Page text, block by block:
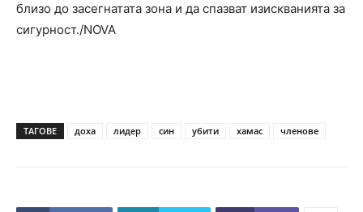
близо до засегнатата зона и да спазват изискванията за
сигурност./NOVA
ТАГОВЕ доха лидер син убити хамас членове